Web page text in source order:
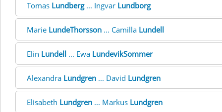
Tomas Lundberg... Ingvar Lundborg
Marie LundeThorsson ... Camilla Lundell
Elin Lundell ... Ewa LundevikSommer
Alexandra Lundgren ... David Lundgren
Elisabeth Lundgren ... Markus Lundgren